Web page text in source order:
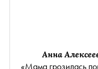
Анна
«Мама грозилась